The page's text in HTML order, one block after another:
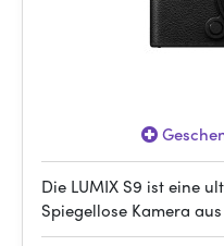
Die LUMIX S9 ist eine
Spiegellose Kamera